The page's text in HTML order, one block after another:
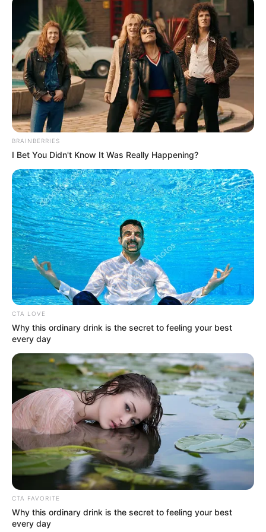
Περισσότερα νέα από την Εύβοια
Βαρύ πένθος στην Εύβοια για αγαπημένο
καθηγητή
Την λένε «Κυκλάδες χωρίς πλοίο» και είναι 1
ώρα από Χαλκίδα – Υπερβολή ή όχι;
Θλίψη στην Εύβοια για γυναίκα
Ακολουθήστε το evianews.com στοGoogle
News
ΤΑ ΠΙΟ ΔΗΜΟΦΙΛΗ
BRAINBERRIES
I Bet You Didn't Know It Was Really Happening?
CTA LOVE
Why this ordinary drink is the secret to feeling your best
every day
CTA FAVORITE
Why this ordinary drink is the secret to feeling your best
every day